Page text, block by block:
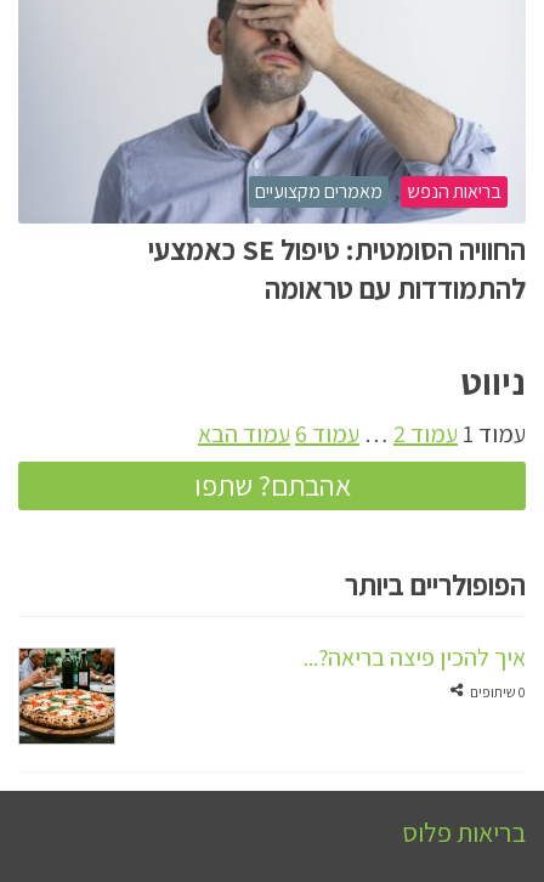
בריאות הנפש , מאמרים מקצועיים
החוויה הסומטית: טיפול SE כאמצעי
להתמודדות עם טראומה
ניווט
עמוד 1 עמוד 2
… עמוד 6 עמוד הבא
אהבתם? שתפו
הפופולריים ביותר
איך להכין פיצה בריאה?...
0 שיתופים
בריאות פלוס